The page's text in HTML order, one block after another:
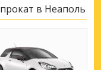
в Неаполь